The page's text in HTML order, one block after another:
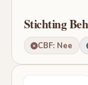
Stichting
CBF: Nee